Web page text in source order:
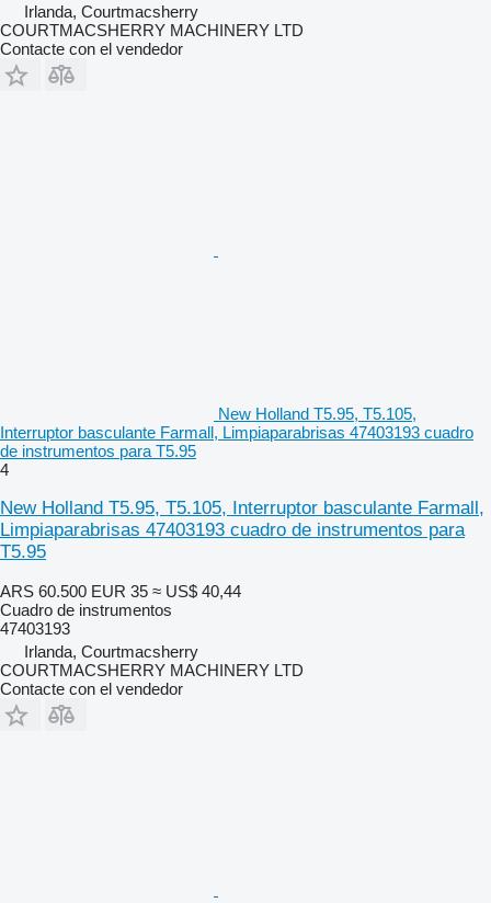
Irlanda, Courtmacsherry
COURTMACSHERRY MACHINERY LTD
Contacte con el vendedor
New Holland T5.95, T5.105,
Interruptor basculante Farmall, Limpiaparabrisas 47403193 cuadro
de instrumentos para T5.95
4
New Holland T5.95, T5.105, Interruptor basculante Farmall,
Limpiaparabrisas 47403193 cuadro de instrumentos para
T5.95
ARS 60.500 EUR 35 ≈ US$ 40,44
Cuadro de instrumentos
47403193
Irlanda, Courtmacsherry
COURTMACSHERRY MACHINERY LTD
Contacte con el vendedor